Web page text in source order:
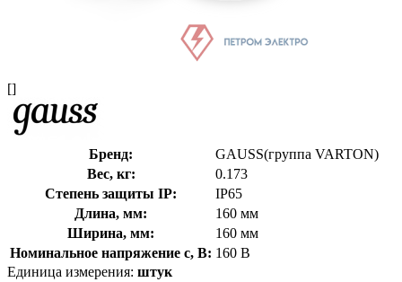
[]
Бренд:
GAUSS(группа VARTON)
Вес, кг:
0.173
Степень защиты IP:
IP65
Длина, мм:
160 мм
Ширина, мм:
160 мм
Номинальное напряжение с, В: 160 В
Единица измерения: штук